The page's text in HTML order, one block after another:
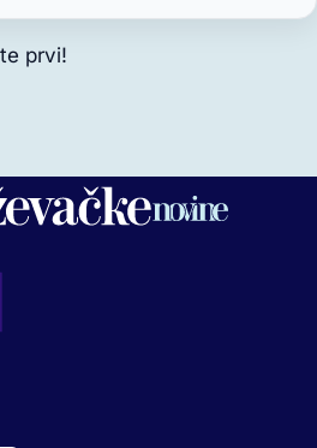
prvi!